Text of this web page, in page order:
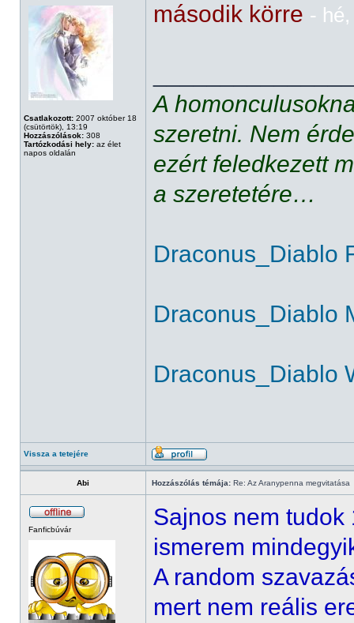
Csatlakozott: 2007 október 18
(csütörtök), 13:19
Hozzászólások: 308
Tartózkodási hely: az élet
napos oldalán
második körre -
A
szeretni. Nem
ezért feledkezett
a szeretetére…
Draconus_Diablo
Draconus_Diablo
Draconus_Diablo
Vissza a tetejére
Abi Hozzászólás témája: Re: Az Aranypenna megvitatása
Fanficbúvár
Sajnos nem tudok
ismerem
A random
mert nem reális